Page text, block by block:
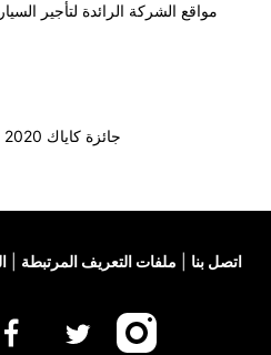
مواقع الشركة الرائدة لتأجير
جائزة كاياك 2020 لنظافة المركبات
ملفات التعريف المرتبطة اتصل بنا